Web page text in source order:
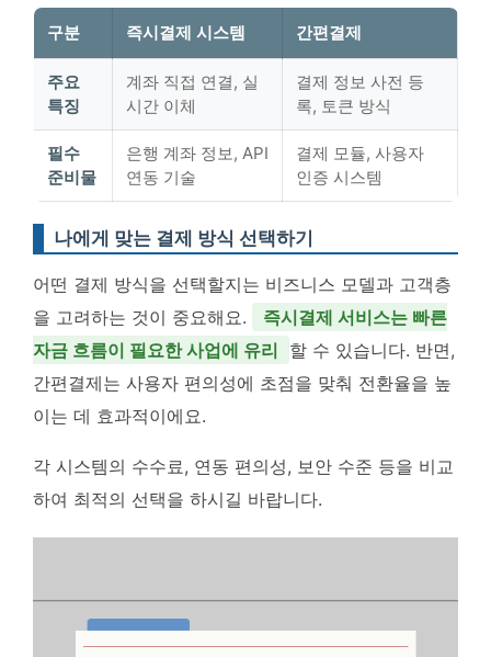
구분 즉시결제 시스템 간편결제
주요
특징
계좌 직접 연결, 실
시간 이체
결제 정보 사전 등
록, 토큰 방식
필수
준비물
은행 계좌 정보, API
연동 기술
결제 모듈, 사용자
인증 시스템
나에게 맞는 결제 방식 선택하기
어떤 결제 방식을 선택할지는 비즈니스 모델과 고객층
을 고려하는 것이 중요해요.
즉시결제 서비스는 빠른
자금 흐름이 필요한 사업에 유리
할 수 있습니다. 반면,
간편결제는 사용자 편의성에 초점을 맞춰 전환율을 높
이는 데 효과적이에요.
각 시스템의 수수료, 연동 편의성, 보안 수준 등을 비교
하여 최적의 선택을 하시길 바랍니다.